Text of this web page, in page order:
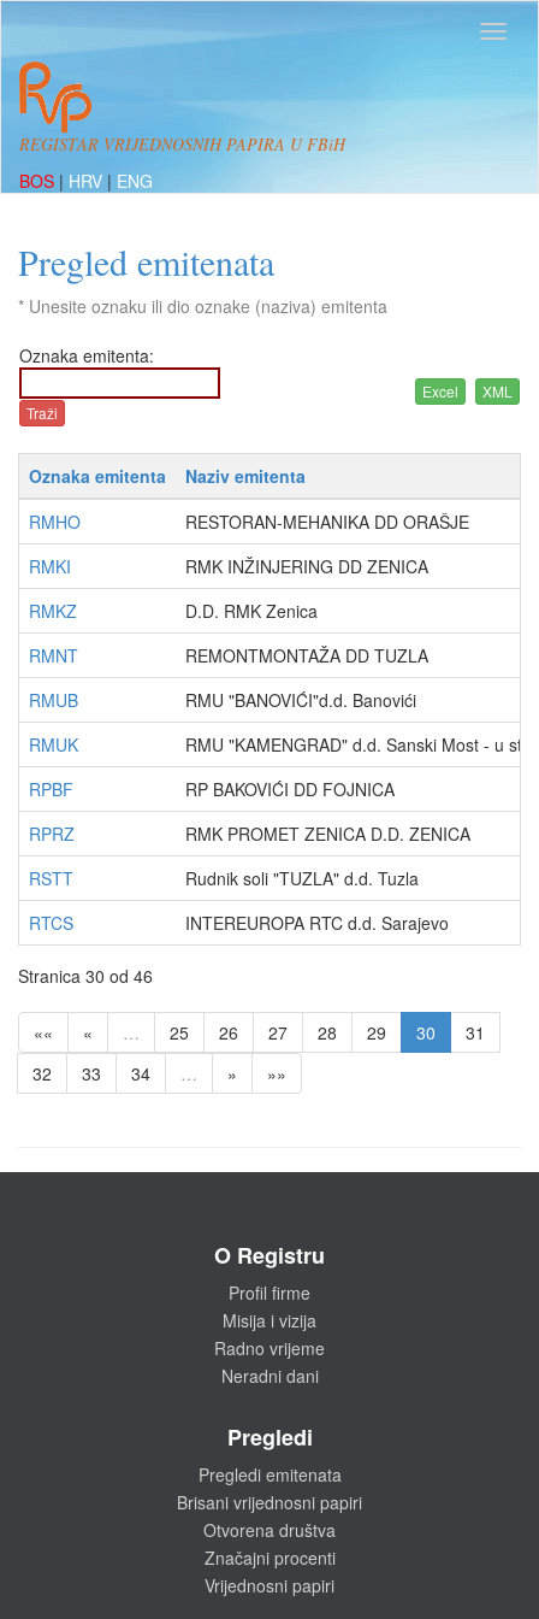
REGISTAR VRIJEDNOSNIH PAPIRA U FBiH
BOS | HRV | ENG
Pregled emitenata
* Unesite oznaku ili dio oznake (naziva) emitenta
Oznaka emitenta:
Oznaka emitenta
Naziv emitenta
RMHO
RESTORAN-MEHANIKA DD ORAŠJE
RMKI
RMK INŽINJERING DD ZENICA
RMKZ
D.D. RMK Zenica
RMNT
REMONTMONTAŽA DD TUZLA
RMUB
RMU "BANOVIĆI"d.d. Banovići
RMUK
RMU "KAMENGRAD" d.d. Sanski Most - u
RPBF
RP BAKOVIĆI DD FOJNICA
RPRZ
RMK PROMET ZENICA D.D. ZENICA
RSTT
Rudnik soli "TUZLA" d.d. Tuzla
RTCS
INTEREUROPA RTC d.d. Sarajevo
Stranica 30 od 46
«« « … 25 26 27 28 29 30
31
32
33 34 … » »»
O Registru
Profil firme
Misija i vizija
Radno vrijeme
Neradni dani
Pregledi
Pregledi emitenata
Brisani vrijednosni papiri
Otvorena društva
Značajni procenti
Vrijednosni papiri